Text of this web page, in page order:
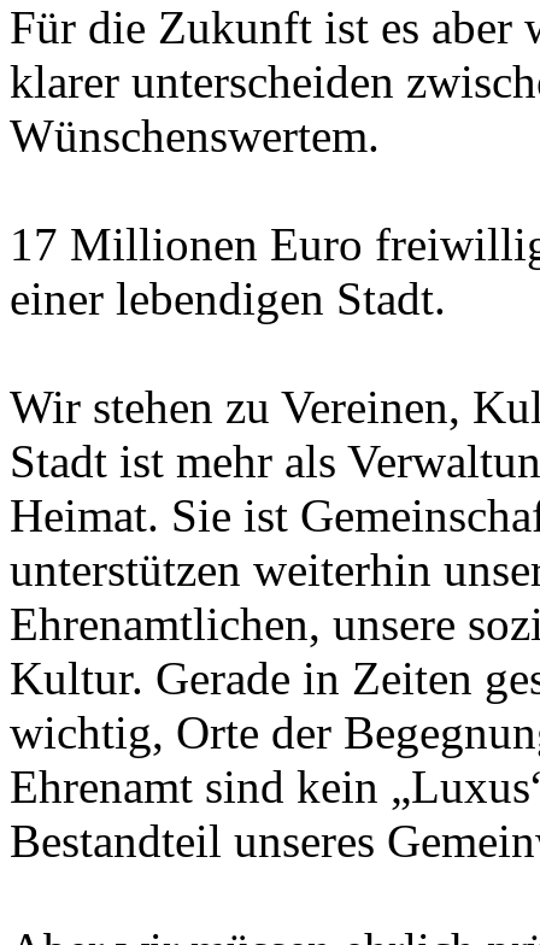
Für die Zukunft ist es
klarer unterscheiden
Wünschenswertem.
17 Millionen Euro
einer lebendigen Stadt.
Wir stehen zu Vereinen,
Stadt ist mehr als
Heimat. Sie ist
unterstützen weiterhin
Ehrenamtlichen, unsere
Kultur. Gerade in Zeiten
wichtig, Orte der
Ehrenamt sind kein
Bestandteil unseres